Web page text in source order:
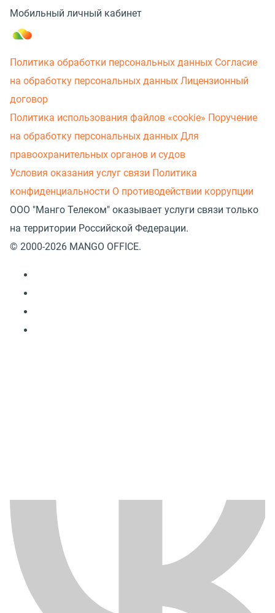
Мобильный личный кабинет
Политика обработки персональных данных Согласие
на обработку персональных данных Лицензионный
договор
Политика использования файлов «cookie» Поручение
на обработку персональных данных Для
правоохранительных органов и судов
Условия оказания услуг связи Политика
конфиденциальности О противодействии коррупции
ООО "Манго Телеком" оказывает услуги связи только
на территории Российской Федерации.
© 2000-2026 MANGO OFFICE.